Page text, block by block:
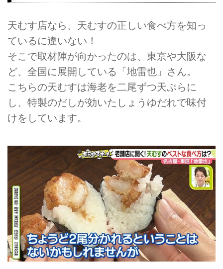
天むす店なら、天むすの正しい食べ方を知っ
ているに違いない！
そこで取材陣が向かったのは、東京や大阪な
ど、全国に展開している「地雷也」さん。
こちらの天むすは海老を二尾ずつ天ぷらに
し、特製のだしが効いたしょうゆだれで味付
けをしています。